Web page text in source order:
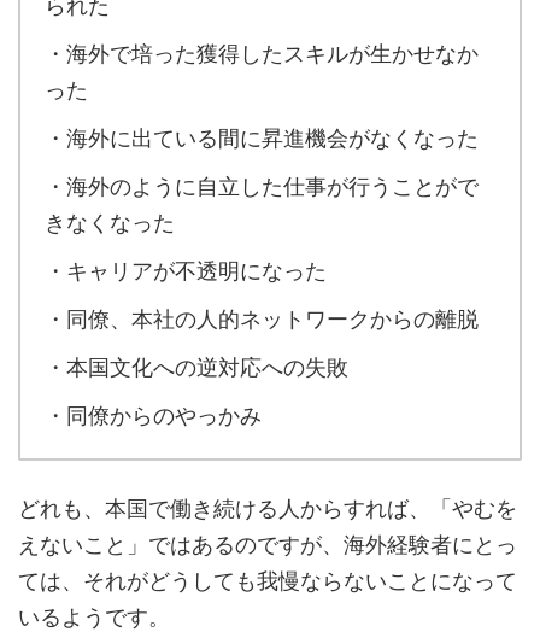
られた
・海外で培った獲得したスキルが生かせなか
った
・海外に出ている間に昇進機会がなくなった
・海外のように自立した仕事が行うことがで
きなくなった
・キャリアが不透明になった
・同僚、本社の人的ネットワークからの離脱
・本国文化への逆対応への失敗
・同僚からのやっかみ
どれも、本国で働き続ける人からすれば、「やむを
えないこと」ではあるのですが、海外経験者にとっ
ては、それがどうしても我慢ならないことになって
いるようです。